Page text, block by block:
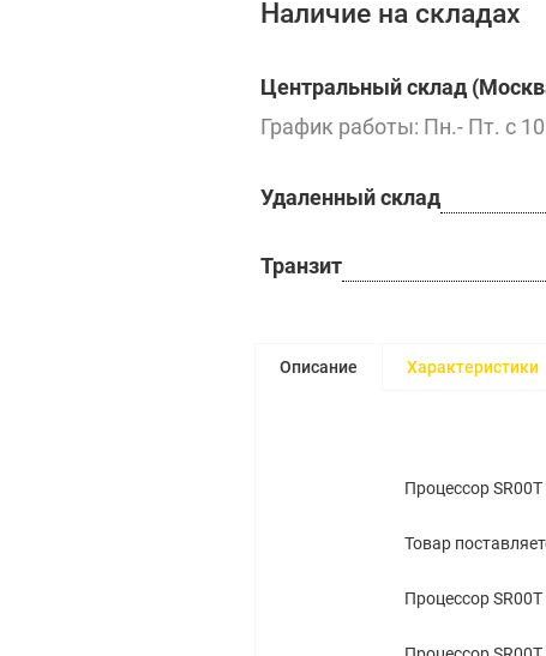
Наличие на складах
Центральный склад
График работы: Пн.- Пт. с
Удаленный склад
Транзит
Описание Характеристики
Процессор
Товар
Процессор